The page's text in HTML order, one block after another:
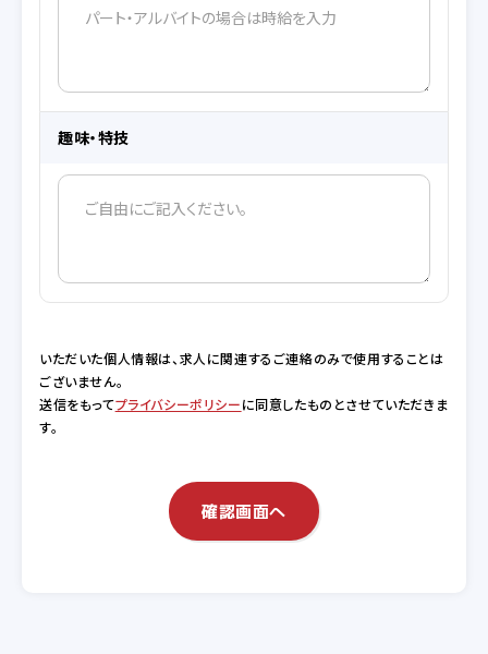
趣味・特技
いただいた個人情報は、求人に関連するご連絡のみで使用することは
ございません。
送信をもってプライバシーポリシーに同意したものとさせていただきま
す。
確認画面へ